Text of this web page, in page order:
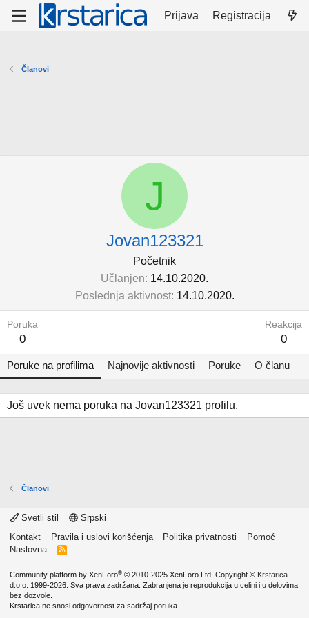
Prijava Registracija
Članovi
J
Jovan123321
Početnik
Učlanjen 14.10.2020.
Poslednja aktivnost 14.10.2020.
Poruka
0
Reakcija
0
Poruke na profilima Najnovije aktivnosti Poruke O članu
Još uvek nema poruka na Jovan123321 profilu.
Članovi
Svetli stil
Srpski
Kontakt
Pravila i uslovi korišćenja Politika privatnosti
Pomoć
Naslovna
R
Community platform by XenForo® © 2010-2025 XenForo Ltd. Copyright © Krstarica
d.o.o. 1999-2026. Sva prava zadržana. Zabranjena je reprodukcija u celini i u delovima
bez dozvole.
Krstarica ne snosi odgovornost za sadržaj poruka.